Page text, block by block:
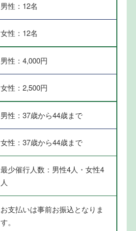
男性：12名
女性：12名
男性：4,000円
女性：2,500円
男性：37歳から44歳まで
女性：37歳から44歳まで
最少催行人数：男性4人・女性4
人
お支払いは事前お振込となりま
す。